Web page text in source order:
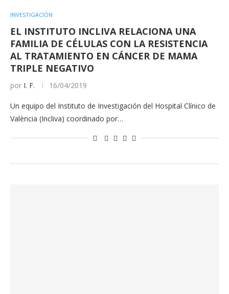
INVESTIGACIÓN
EL INSTITUTO INCLIVA RELACIONA UNA
FAMILIA DE CÉLULAS CON LA RESISTENCIA
AL TRATAMIENTO EN CÁNCER DE MAMA
TRIPLE NEGATIVO
por I. F. 16/04/2019
Un equipo del Instituto de Investigación del Hospital Clínico de
València (Incliva) coordinado por…